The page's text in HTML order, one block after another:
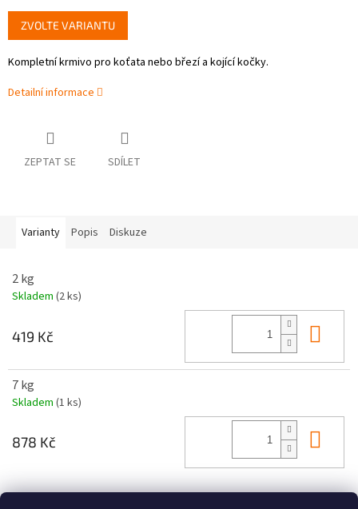
Měrná
cena:
ZVOLTE VARIANTU
Kompletní krmivo pro koťata nebo březí a kojící kočky.
Detailní informace
ZEPTAT SE SDÍLET
Varianty Popis Diskuze
2 kg
Skladem (2 ks)
419 Kč
7 kg
Skladem (1 ks)
878 Kč